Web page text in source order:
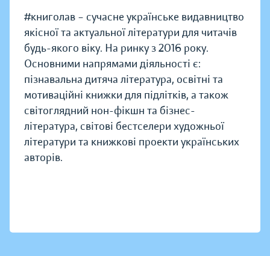
#книголав – сучасне українське видавництво
якісної та актуальної літератури для читачів
будь-якого віку. На ринку з 2016 року.
Основними напрямами діяльності є:
пізнавальна дитяча література, освітні та
мотиваційні книжки для підлітків, а також
світоглядний нон-фікшн та бізнес-
література, світові бестселери художньої
літератури та книжкові проекти українських
авторів.